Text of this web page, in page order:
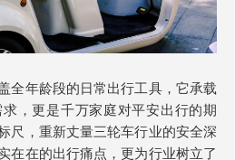
全年龄段的日常出行工具，它承载
，更是千万家庭对平安出行的期
尺，重新丈量三轮车行业的安全深
在在的出行痛点，更为行业树立了